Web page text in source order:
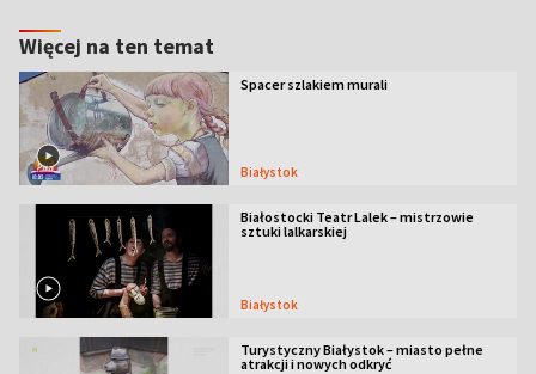
Więcej na ten temat
Spacer szlakiem murali
Białystok
Białostocki Teatr Lalek – mistrzowie
sztuki lalkarskiej
Białystok
Turystyczny Białystok – miasto pełne
atrakcji i nowych odkryć